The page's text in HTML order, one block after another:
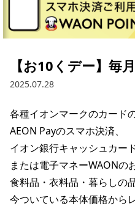
【お10くデー】毎
2025.07.28
各種イオンマークのカード
AEON Payのスマホ決済、
イオン銀行キャッシュカー
または電子マネーWAONの
食料品・衣料品・暮らしの
今ついている本体価格から